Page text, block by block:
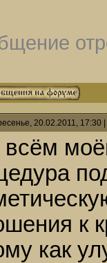
20.02.2011,
всём
к
как